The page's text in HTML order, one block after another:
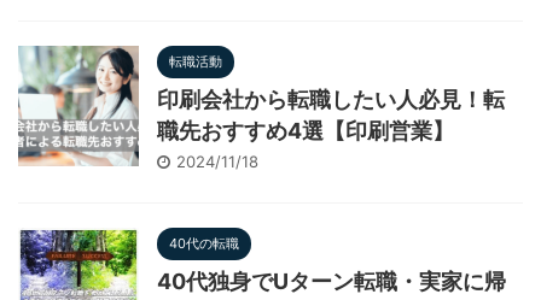
転職活動
印刷会社から転職したい人必見！転
職先おすすめ4選【印刷営業】
2024/11/18
40代の転職
40代独身でUターン転職・実家に帰